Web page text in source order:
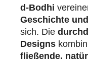
d-Bodhi
Geschichte
sich. Die
Designs
fließende,